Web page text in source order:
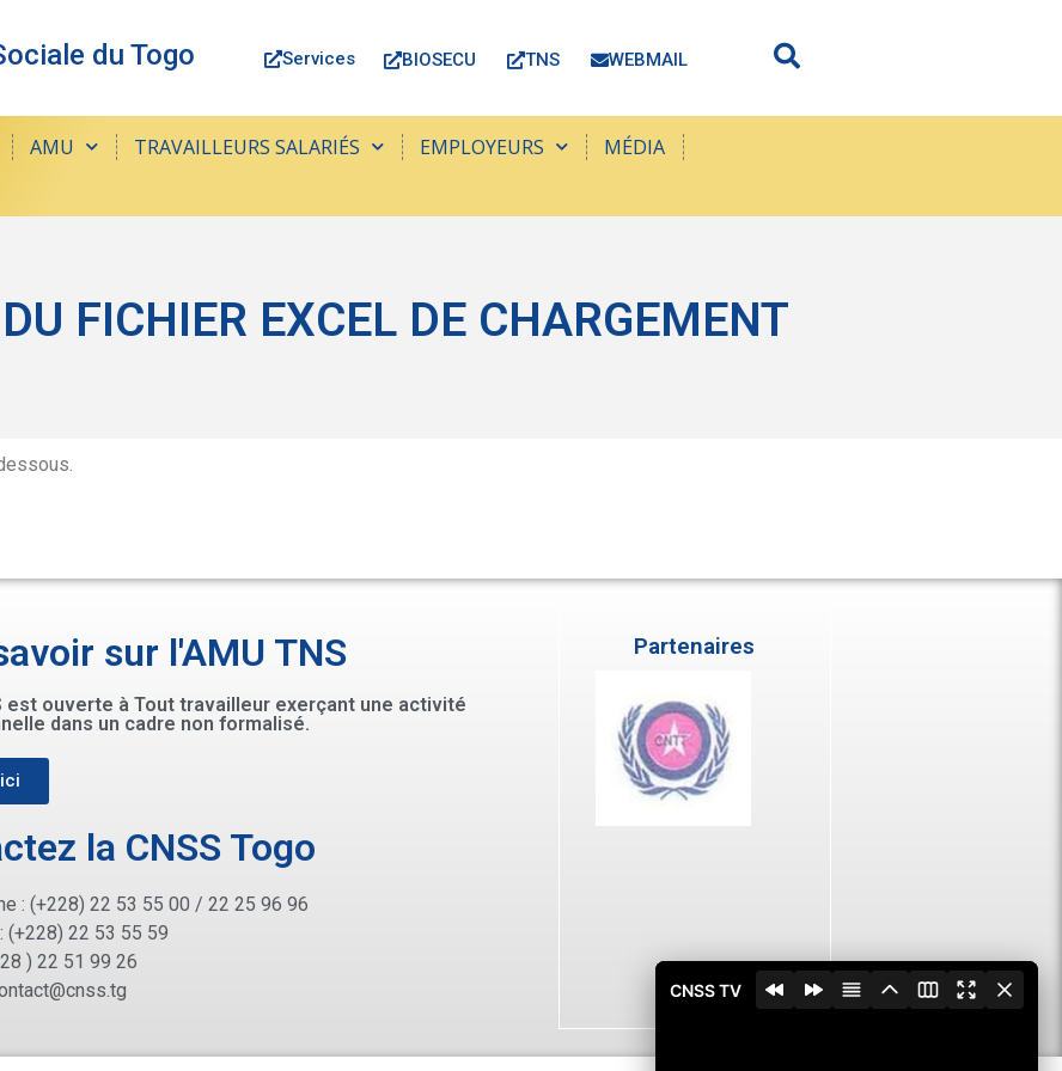
du Togo Services BIOSECU TNS WEBMAIL
AMU TRAVAILLEURS SALARIÉS EMPLOYEURS
MÉDIA
FICHIER EXCEL DE CHARGEMENT
sur l'AMU TNS
est ouverte à Tout travailleur exerçant une activité
dans un cadre non formalisé.
la CNSS Togo
: (+228) 22 53 55 00 / 22 25 96 96
(+228) 22 53 55 59
) 22 51 99 26
Partenaires
CNSS TV